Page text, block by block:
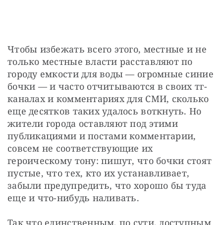
Чтобы избежать всего этого, местные и не
только местные власти расставляют по
городу емкости для воды — огромные синие
бочки — и часто отчитываются в своих тг-
каналах и комментариях для СМИ, сколько
еще десятков таких удалось воткнуть. Но
жители города оставляют под этими
публикациями и постами комментарии,
совсем не соответствующие их
героическому тону: пишут, что бочки стоят
пустые, что тех, кто их устанавливает,
забыли предупредить, что хорошо бы туда
еще и что-нибудь наливать.